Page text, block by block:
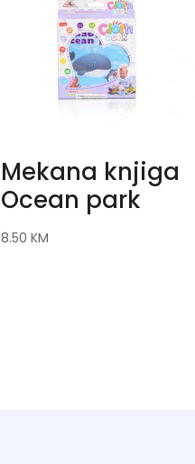
Mekana knjiga
Ocean park
8.50 KM